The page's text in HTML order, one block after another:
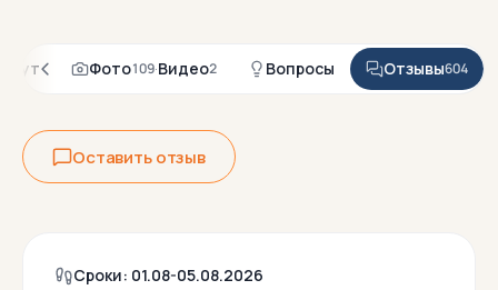
Фото109·Видео2 Вопросы Отзывы604
Оставить отзыв
Сроки: 01.08-05.08.2026